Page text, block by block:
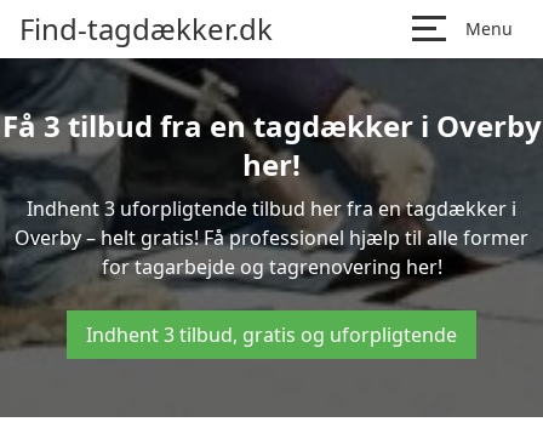
Find-tagdækker.dk Menu
Få 3 tilbud fra en tagdækker i Overby
her!
Indhent 3 uforpligtende tilbud her fra en tagdækker i
Overby – helt gratis! Få professionel hjælp til alle former
for tagarbejde og tagrenovering her!
Indhent 3 tilbud, gratis og uforpligtende